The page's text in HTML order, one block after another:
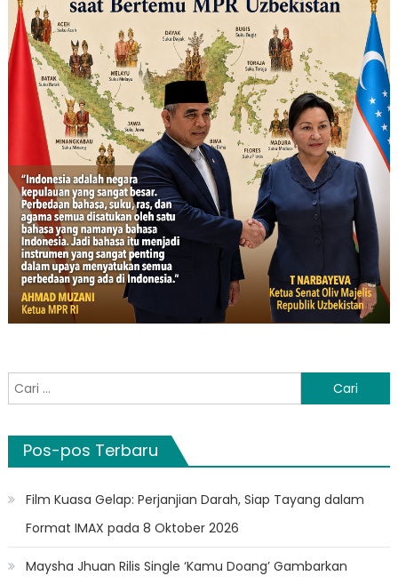
Cari
untuk:
Pos-pos Terbaru
Film Kuasa Gelap: Perjanjian Darah, Siap Tayang dalam
Format IMAX pada 8 Oktober 2026
Maysha Jhuan Rilis Single ‘Kamu Doang’ Gambarkan